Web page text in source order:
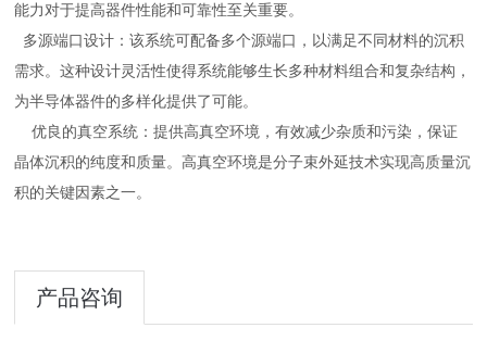
能力对于提高器件性能和可靠性至关重要。
多源端口设计：该系统可配备多个源端口，以满足不同材料的沉积
需求。这种设计灵活性使得系统能够生长多种材料组合和复杂结构，
为半导体器件的多样化提供了可能。
优良的真空系统：提供高真空环境，有效减少杂质和污染，保证
晶体沉积的纯度和质量。高真空环境是分子束外延技术实现高质量沉
积的关键因素之一。
产品咨询